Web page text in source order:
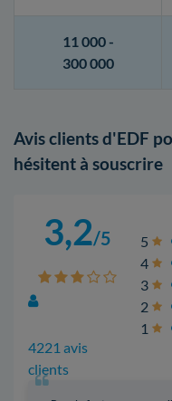
11 000 -
300 000
Avis clients d'EDF
hésitent à souscrire
3,2/5
4221 avis
clients
5
4
3
2
1